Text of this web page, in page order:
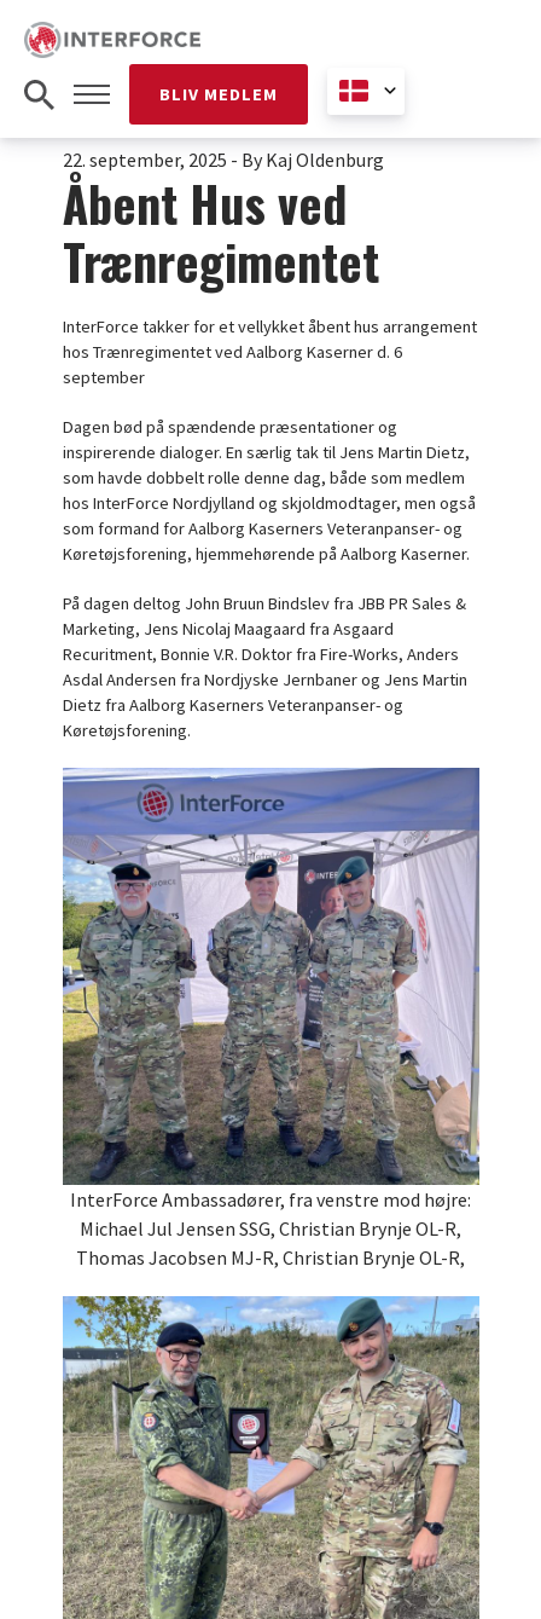
BLIV MEDLEM
22. september, 2025 - By Kaj Oldenburg
Åbent Hus ved
Trænregimentet
InterForce takker for et vellykket åbent hus arrangement
hos Trænregimentet ved Aalborg Kaserner d. 6
september
Dagen bød på spændende præsentationer og
inspirerende dialoger. En særlig tak til Jens Martin Dietz,
som havde dobbelt rolle denne dag, både som medlem
hos InterForce Nordjylland og skjoldmodtager, men også
som formand for Aalborg Kaserners Veteranpanser- og
Køretøjsforening, hjemmehørende på Aalborg Kaserner.
På dagen deltog John Bruun Bindslev fra JBB PR Sales &
Marketing, Jens Nicolaj Maagaard fra Asgaard
Recuritment, Bonnie V.R. Doktor fra Fire-Works, Anders
Asdal Andersen fra Nordjyske Jernbaner og Jens Martin
Dietz fra Aalborg Kaserners Veteranpanser- og
Køretøjsforening.
InterForce Ambassadører, fra venstre mod højre:
Michael Jul Jensen SSG, Christian Brynje OL-R,
Thomas Jacobsen MJ-R, Christian Brynje OL-R,